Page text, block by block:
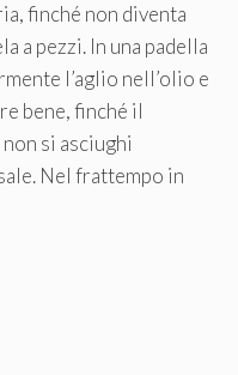
finché non diventa
a pezzi. In una padella
l’aglio nell’olio e
bene, finché il
si asciughi
Nel frattempo in